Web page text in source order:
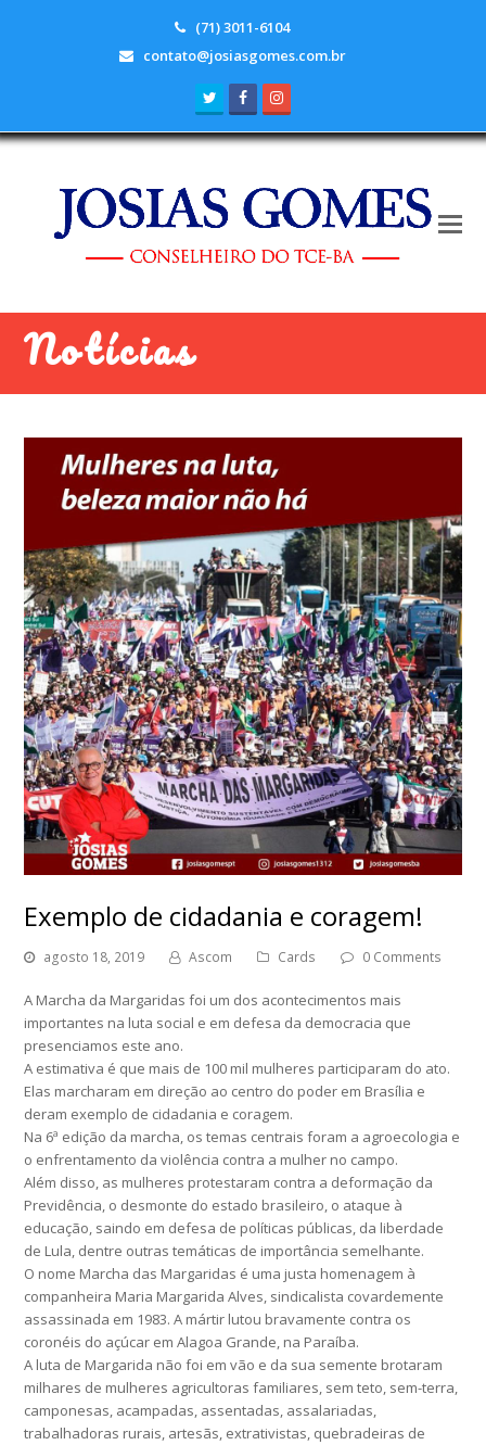
(71) 3011-6104
contato@josiasgomes.com.br
TwitterFacebook
Notícias
Exemplo de cidadania e coragem!
agosto 18, 2019 Ascom Cards 0 Comments
A Marcha da Margaridas foi um dos acontecimentos mais
importantes na luta social e em defesa da democracia que
presenciamos este ano.
A estimativa é que mais de 100 mil mulheres participaram do ato.
Elas marcharam em direção ao centro do poder em Brasília e
deram exemplo de cidadania e coragem.
Na 6ª edição da marcha, os temas centrais foram a agroecologia e
o enfrentamento da violência contra a mulher no campo.
Além disso, as mulheres protestaram contra a deformação da
Previdência, o desmonte do estado brasileiro, o ataque à
educação, saindo em defesa de políticas públicas, da liberdade
de Lula, dentre outras temáticas de importância semelhante.
O nome Marcha das Margaridas é uma justa homenagem à
companheira Maria Margarida Alves, sindicalista covardemente
assassinada em 1983. A mártir lutou bravamente contra os
coronéis do açúcar em Alagoa Grande, na Paraíba.
A luta de Margarida não foi em vão e da sua semente brotaram
milhares de mulheres agricultoras familiares, sem teto, sem-terra,
camponesas, acampadas, assentadas, assalariadas,
trabalhadoras rurais, artesãs, extrativistas, quebradeiras de